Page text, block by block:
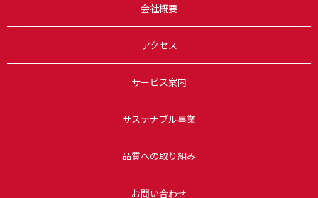
会社概要
アクセス
サービス案内
サステナブル事業
品質への取り組み
お問い合わせ